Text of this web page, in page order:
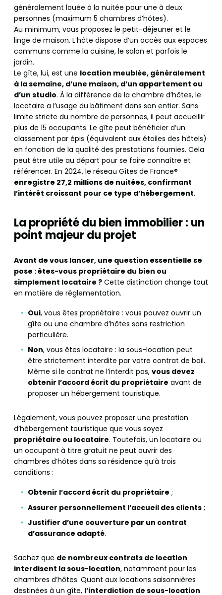
généralement louée à la nuitée pour une à deux
personnes (maximum 5 chambres d’hôtes).
Au minimum, vous proposez le petit-déjeuner et le
linge de maison. L’hôte dispose d’un accès aux espaces
communs comme la cuisine, le salon et parfois le
jardin.
Le gîte, lui, est une location meublée, généralement
à la semaine, d’une maison, d’un appartement ou
d’un studio. À la différence de la chambre d’hôtes, le
locataire a l’usage du bâtiment dans son entier. Sans
limite stricte du nombre de personnes, il peut accueillir
plus de 15 occupants. Le gîte peut bénéficier d’un
classement par épis (équivalent aux étoiles des hôtels)
en fonction de la qualité des prestations fournies. Cela
peut être utile au départ pour se faire connaître et
référencer. En 2024, le réseau Gîtes de France®
enregistre 27,2 millions de nuitées, confirmant
l’intérêt croissant pour ce type d’hébergement.
La propriété du bien immobilier : un
point majeur du projet
Avant de vous lancer, une question essentielle se
pose : êtes-vous propriétaire du bien ou
simplement locataire ? Cette distinction change tout
en matière de réglementation.
Oui, vous êtes propriétaire : vous pouvez ouvrir un
gîte ou une chambre d’hôtes sans restriction
particulière.
Non, vous êtes locataire : la sous-location peut
être strictement interdite par votre contrat de bail.
Même si le contrat ne l’interdit pas, vous devez
obtenir l’accord écrit du propriétaire avant de
proposer un hébergement touristique.
Légalement, vous pouvez proposer une prestation
d’hébergement touristique que vous soyez
propriétaire ou locataire. Toutefois, un locataire ou
un occupant à titre gratuit ne peut ouvrir des
chambres d’hôtes dans sa résidence qu’à trois
conditions :
Obtenir l’accord écrit du propriétaire ;
Assurer personnellement l’accueil des clients ;
Justifier d’une couverture par un contrat
d’assurance adapté.
Sachez que de nombreux contrats de location
interdisent la sous-location, notamment pour les
chambres d’hôtes. Quant aux locations saisonnières
destinées à un gîte, l’interdiction de sous-location